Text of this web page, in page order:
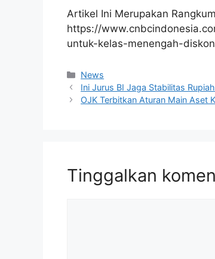
Artikel Ini Merupakan
https://
untuk-kelas-menengah-
Kategori
News
Ini Jurus BI Jaga Stabilitas Rupiah
OJK Terbitkan Aturan Main Aset
Tinggalkan